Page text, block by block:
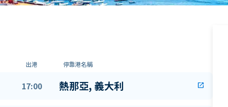
出港 停靠港名稱
17:00 熱那亞, 義大利 open_in_new